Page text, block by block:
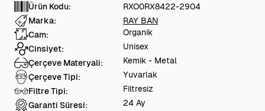
Ürün Kodu:
RXO0RX8422-2904
Marka:
RAY BAN
Cam:
Organik
Cinsiyet:
Unisex
Çerçeve Materyali:
Kemik - Metal
Çerçeve Tipi:
Yuvarlak
Filtre Tipi:
Filtresiz
Garanti Süresi:
24 Ay